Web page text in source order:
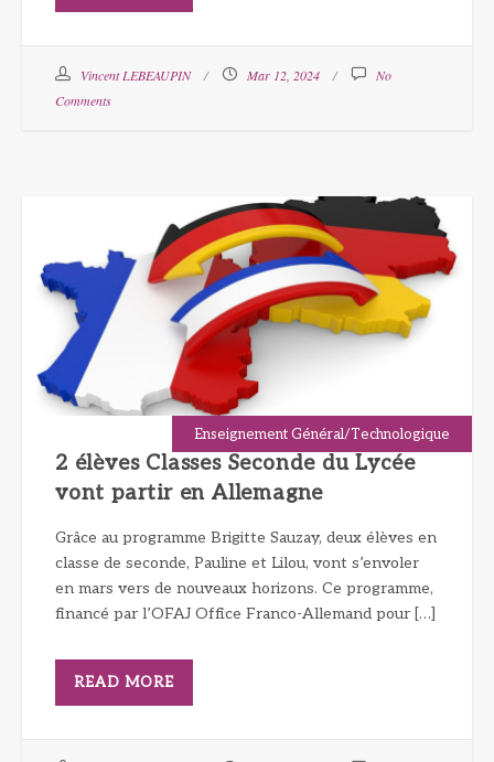
Vincent LEBEAUPIN Mar 12, 2024
No
Comments
Enseignement Général/Technologique
2 élèves Classes Seconde du Lycée
vont partir en Allemagne
Grâce au programme Brigitte Sauzay, deux élèves en
classe de seconde, Pauline et Lilou, vont s’envoler
en mars vers de nouveaux horizons. Ce programme,
financé par l’OFAJ Office Franco-Allemand pour […]
READ MORE